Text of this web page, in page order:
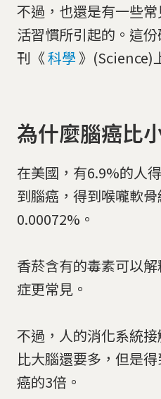
不過，也還是有一些
活習慣所引起的。這
刊《科學 》(Science)
為什麼腦癌比
在美國，有6.9%的人
到腦癌，得到喉嚨軟
0.00072%。
香菸含有的毒素可以
症更常見。
不過，人的消化系統
比大腦還要多，但是
癌的3倍。